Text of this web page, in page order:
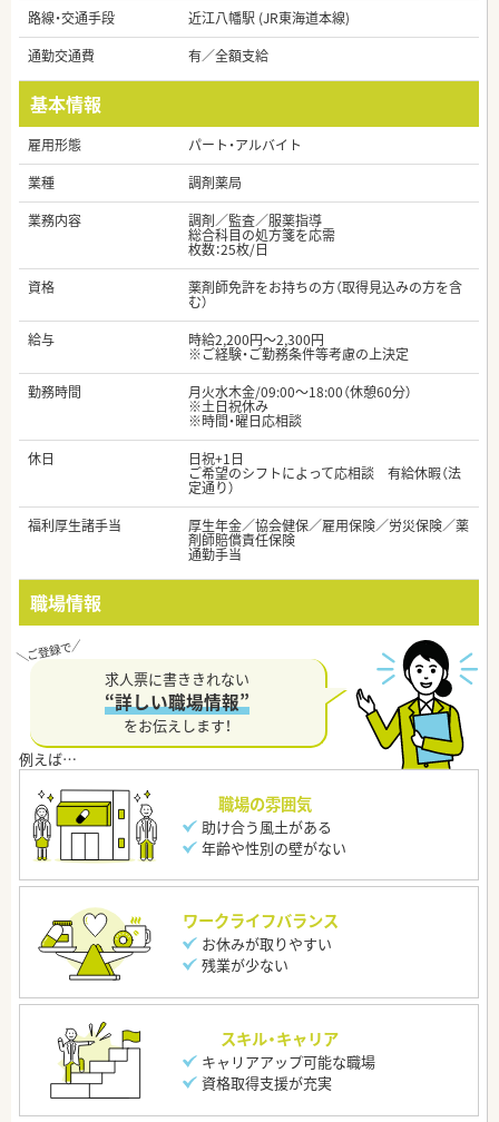
路線・交通手段
近江八幡駅 (JR東海道本線)
通勤交通費
有／全額支給
基本情報
雇用形態
パート・アルバイト
業種
調剤薬局
業務内容
調剤／監査／服薬指導
総合科目の処方箋を応需
枚数：25枚/日
資格
薬剤師免許をお持ちの方（取得見込みの方を含
む）
給与
時給2,200円～2,300円
※ご経験・ご勤務条件等考慮の上決定
勤務時間
月火水木金/09:00～18:00（休憩60分）
※土日祝休み
※時間・曜日応相談
休日
日祝+1日
ご希望のシフトによって応相談 有給休暇（法
定通り）
福利厚生諸手当
厚生年金／協会健保／雇用保険／労災保険／薬
剤師賠償責任保険
通勤手当
職場情報
求人票に書ききれない
“詳しい職場情報”
をお伝えします！
職場の雰囲気
助け合う風土がある
年齢や性別の壁がない
ワークライフバランス
お休みが取りやすい
残業が少ない
スキル・キャリア
キャリアアップ可能な職場
資格取得支援が充実